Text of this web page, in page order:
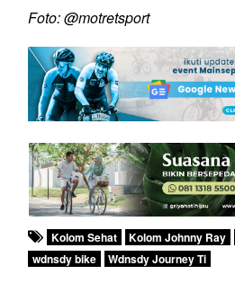
Foto: @motretsport
Kolom Sehat Kolom Johnny Ray
wdnsdy bike
Wdnsdy Journey Ti